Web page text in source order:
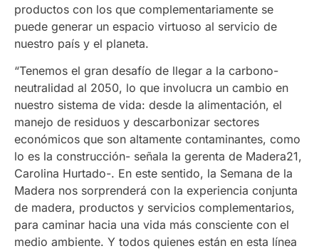
productos con los que complementariamente se
puede generar un espacio virtuoso al servicio de
nuestro país y el planeta.
“Tenemos el gran desafío de llegar a la carbono-
neutralidad al 2050, lo que involucra un cambio en
nuestro sistema de vida: desde la alimentación, el
manejo de residuos y descarbonizar sectores
económicos que son altamente contaminantes, como
lo es la construcción- señala la gerenta de Madera21,
Carolina Hurtado-. En este sentido, la Semana de la
Madera nos sorprenderá con la experiencia conjunta
de madera, productos y servicios complementarios,
para caminar hacia una vida más consciente con el
medio ambiente. Y todos quienes están en esta línea